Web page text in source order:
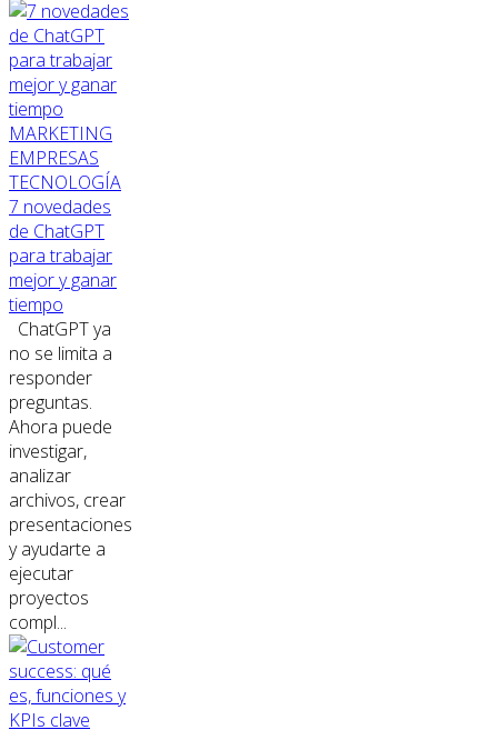
MARKETING
EMPRESAS
TECNOLOGÍA
7 novedades
de ChatGPT
para trabajar
mejor y ganar
tiempo
ChatGPT ya
no se limita a
responder
preguntas.
Ahora puede
investigar,
analizar
archivos, crear
presentaciones
y ayudarte a
ejecutar
proyectos
compl...